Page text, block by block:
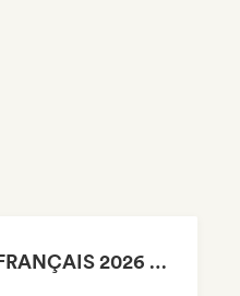
RAP FRANÇAIS 2026 🔥🇫🇷 (Way Records)